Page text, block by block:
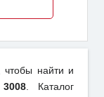
чтобы найти и
. Каталог